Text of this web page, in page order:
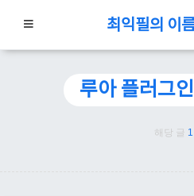
루아 플러그인
해당 글 1